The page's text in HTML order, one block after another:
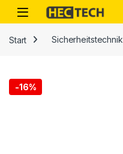
Open
Start Sicherheitstechnik
-16%